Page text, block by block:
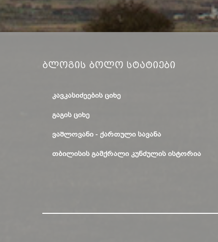
Ბლოგის Ბოლო Სტატიები
ᲙᲐᲕᲙᲐᲡᲘᲫᲔᲔᲑᲘᲡ ᲪᲘᲮᲔ
ᲒᲐᲒᲘᲡ ᲪᲘᲮᲔ
ᲕᲐᲨᲚᲝᲕᲐᲜᲘ - ᲥᲐᲠᲗᲣᲚᲘ ᲡᲐᲕᲐᲜᲐ
ᲗᲑᲘᲚᲘᲡᲘᲡ ᲒᲐᲛᲥᲠᲐᲚᲘ ᲙᲣᲜᲫᲣᲚᲘᲡ ᲘᲡᲢᲝᲠᲘᲐ